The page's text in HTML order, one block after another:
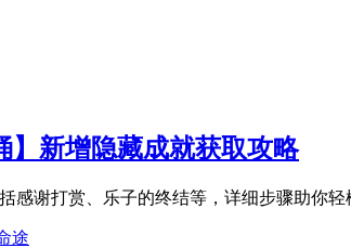
】新增隐藏成就获取攻略
感谢打赏、乐子的终结等，详细步骤助你
途